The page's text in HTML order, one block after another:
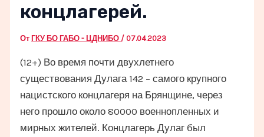
концлагерей.
ОтГКУ БО ГАБО - ЦДНИБО / 07.04.2023
(12+) Во время почти двухлетнего
существования Дулага 142 – самого крупного
нацистского концлагеря на Брянщине, через
него прошло около 80000 военнопленных и
мирных жителей. Концлагерь Дулаг был